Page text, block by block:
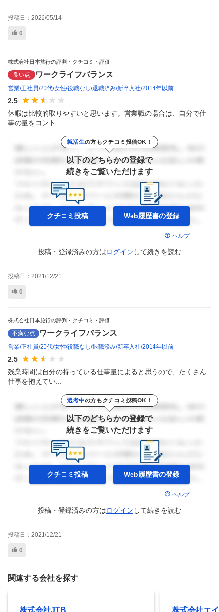
投稿日： 2022/05/14
0
株式会社日本旅行の評判・クチコミ・評価
良い点 ワークライフバランス
営業 正社員 20代 女性 役職なし 退職済み 新卒入社 2014年以前
2.5
休暇は比較的取りやすいと思います。営業職の場合は、自分で仕
事の量をコント...
就活生の方もクチコミ投稿OK！
以下のどちらかの登録で
続きをご覧いただけます
クチコミ投稿 Web履歴書の登録
ヘルプ
投稿・登録済みの方はログイン して続きを読む
投稿日： 2021/12/21
0
株式会社日本旅行の評判・クチコミ・評価
不満な点 ワークライフバランス
営業 正社員 20代 女性 役職なし 退職済み 新卒入社 2014年以前
2.5
残業時間は自分の持っている仕事量によると思うので、たくさん
仕事を抱えてい...
選考中の方もクチコミ投稿OK！
以下のどちらかの登録で
続きをご覧いただけます
クチコミ投稿 Web履歴書の登録
ヘルプ
投稿・登録済みの方はログイン して続きを読む
投稿日： 2021/12/21
0
関連する会社を探す
株式会社JTB 株式会社エ